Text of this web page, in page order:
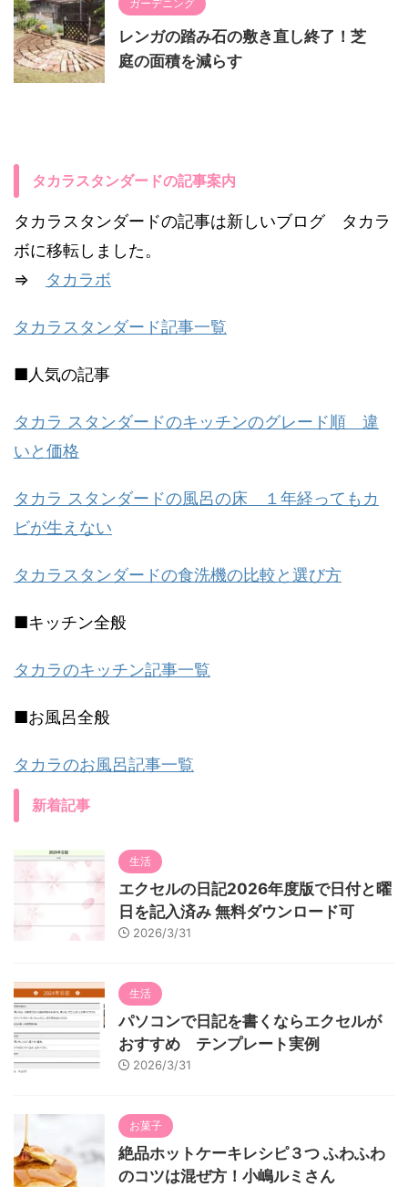
ガーデニング
レンガの踏み石の敷き直し終了！芝
庭の面積を減らす
タカラスタンダードの記事案内
タカラスタンダードの記事は新しいブログ タカラ
ボに移転しました。
⇒ タカラボ
タカラスタンダード記事一覧
■人気の記事
タカラ スタンダードのキッチンのグレード順 違
いと価格
タカラ スタンダードの風呂の床 １年経ってもカ
ビが生えない
タカラスタンダードの食洗機の比較と選び方
■キッチン全般
タカラのキッチン記事一覧
■お風呂全般
タカラのお風呂記事一覧
新着記事
生活
エクセルの日記2026年度版で日付と曜
日を記入済み 無料ダウンロード可
2026/3/31
生活
パソコンで日記を書くならエクセルが
おすすめ テンプレート実例
2026/3/31
お菓子
絶品ホットケーキレシピ３つ ふわふわ
のコツは混ぜ方！小嶋ルミさん